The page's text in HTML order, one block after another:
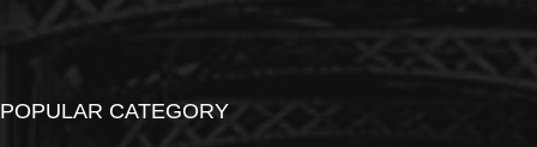
POPULAR CATEGORY